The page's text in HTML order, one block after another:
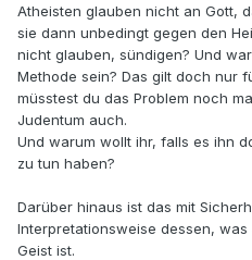
Atheisten glauben nicht an Gott,
sie dann unbedingt gegen den
nicht glauben, sündigen? Und
Methode sein? Das gilt doch nur
müsstest du das Problem noch
Judentum auch.
Und warum wollt ihr, falls es ihn
zu tun haben?
Darüber hinaus ist das mit
Interpretationsweise dessen,
Geist ist.